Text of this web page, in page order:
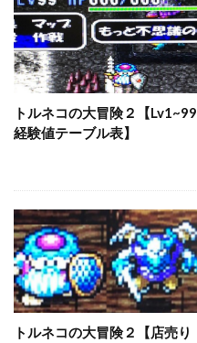
トルネコの大冒険２【Lv1~99
経験値テーブル表】
トルネコの大冒険２【店売り